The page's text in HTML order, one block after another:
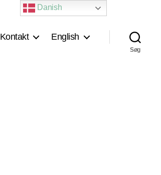
Kontakt English
Søg
Danish